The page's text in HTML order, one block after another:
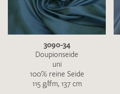
3090-34
Doupionseide
uni
100% reine Seide
115 g/lfm, 137 cm